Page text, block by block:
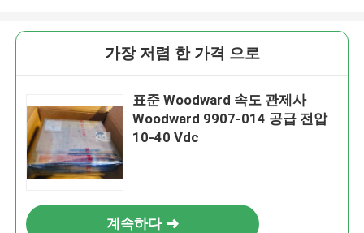
가장 저렴 한 가격 으로
표준 Woodward 속도 관제사
Woodward 9907-014 공급 전압
10-40 Vdc
계속하다